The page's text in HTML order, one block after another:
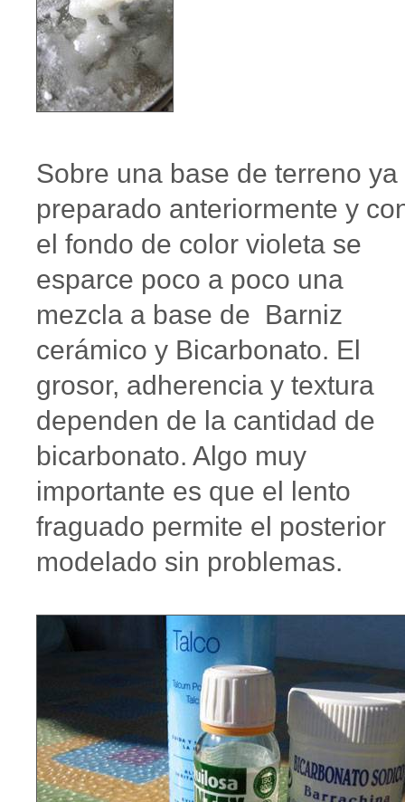
Sobre una base de terreno ya
preparado anteriormente y
el fondo de color violeta se
esparce poco a poco una
mezcla a base de Barniz
cerámico y Bicarbonato. El
grosor, adherencia y textura
dependen de la cantidad de
bicarbonato. Algo muy
importante es que el lento
fraguado permite el posterior
modelado sin problemas.